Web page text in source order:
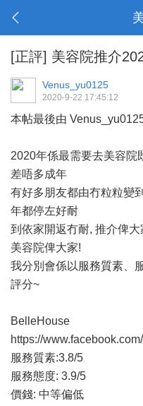
[正評] 美容院推介
Venus_yu0125
2020-9-22 17:45:12
本帖最後由
2020年係最需要去美容院
差唔多成年
有好多朋友都由冇粒粒變
年都停左好耐
到依家開返冇耐, 推介俾
美容院俾大家!
我分別會係以服務質素、
評分~
BelleHouse
https://
服務質素:3.8/5
服務態度: 3.9/5
價錢: 中等偏低